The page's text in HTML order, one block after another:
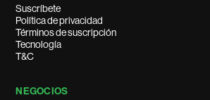
Suscríbete
Política de privacidad
Términos de suscripción
Tecnología
T&C
NEGOCIOS